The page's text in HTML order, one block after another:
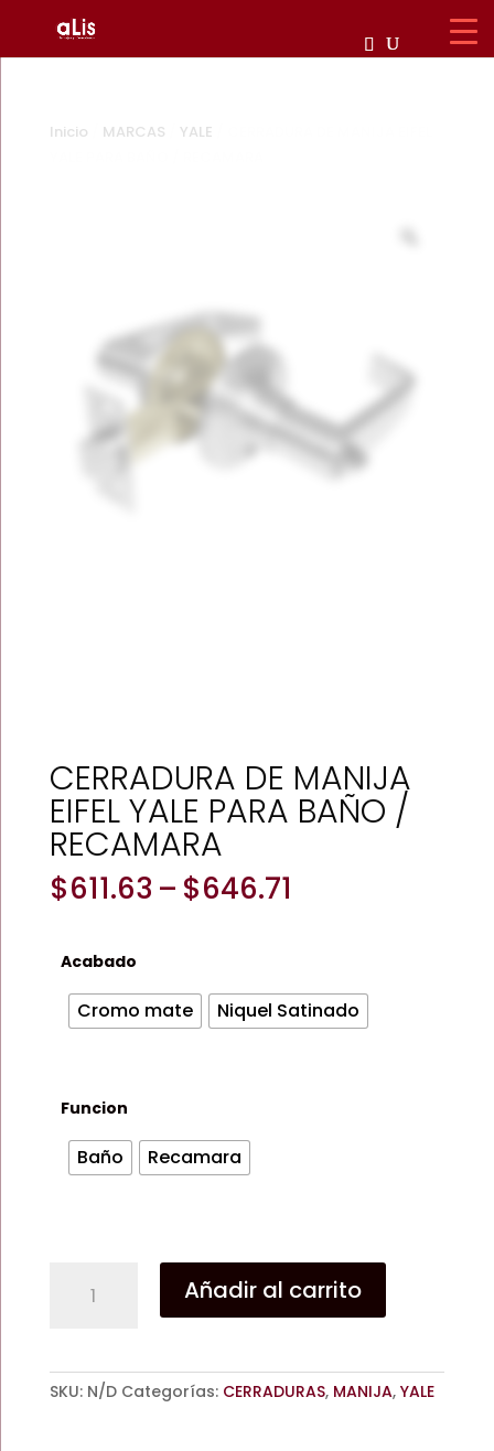
Inicio MARCAS YALE
CERRADURA DE MANIJA
EIFEL YALE PARA BAÑO /
RECAMARA
$611.63 – $646.71
$646.71
Acabado
Cromo mate Niquel Satinado
Funcion
Baño Recamara
YALE
PARA
Añadir al carrito
SKU: N/D Categorías: CERRADURAS, MANIJA, YALE